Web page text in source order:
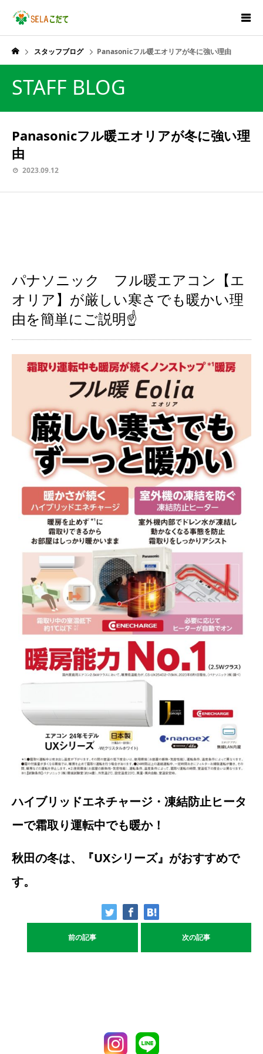
スタッフブログ Panasonicフル暖エオリアが冬に強い理由
STAFF BLOG
Panasonicフル暖エオリアが冬に強い理
由
2023.09.12
パナソニック フル暖エアコン【エ
オリア】が厳しい寒さでも暖かい理
由を簡単にご説明☝
ハイブリッドエネチャージ・凍結防止ヒータ
ーで霜取り運転中でも暖か！
秋田の冬は、『UXシリーズ』がおすすめで
す。
前の記事 次の記事